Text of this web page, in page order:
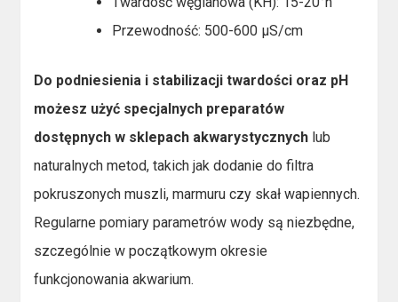
Przewodność: 500-600 μS/cm
Do podniesienia i stabilizacji twardości oraz pH
możesz użyć specjalnych preparatów
dostępnych w sklepach akwarystycznych lub
naturalnych metod, takich jak dodanie do filtra
pokruszonych muszli, marmuru czy skał wapiennych.
Regularne pomiary parametrów wody są niezbędne,
szczególnie w początkowym okresie
funkcjonowania akwarium.